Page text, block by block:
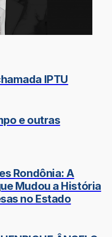
IPTU
e outras
Rondônia: A
Mudou a História
no Estado